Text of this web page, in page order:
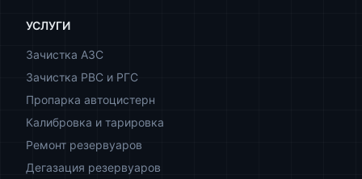
УСЛУГИ
Зачистка АЗС
Зачистка РВС и РГС
Пропарка автоцистерн
Калибровка и тарировка
Ремонт резервуаров
Дегазация резервуаров